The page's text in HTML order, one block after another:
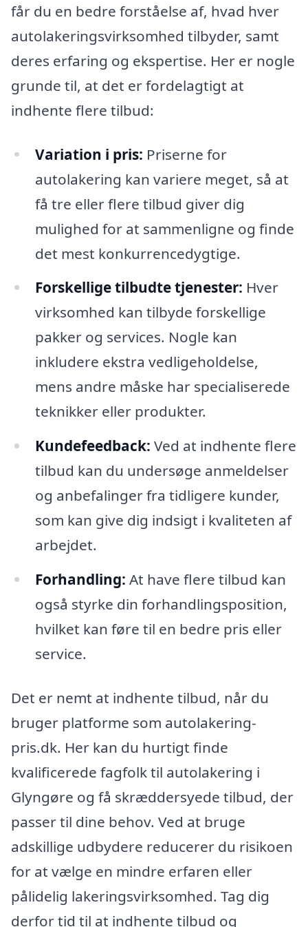
får du en bedre forståelse af, hvad hver
autolakeringsvirksomhed tilbyder, samt
deres erfaring og ekspertise. Her er nogle
grunde til, at det er fordelagtigt at
indhente flere tilbud:
Variation i pris: Priserne for
autolakering kan variere meget, så at
få tre eller flere tilbud giver dig
mulighed for at sammenligne og finde
det mest konkurrencedygtige.
Forskellige tilbudte tjenester: Hver
virksomhed kan tilbyde forskellige
pakker og services. Nogle kan
inkludere ekstra vedligeholdelse,
mens andre måske har specialiserede
teknikker eller produkter.
Kundefeedback: Ved at indhente flere
tilbud kan du undersøge anmeldelser
og anbefalinger fra tidligere kunder,
som kan give dig indsigt i kvaliteten af
arbejdet.
Forhandling: At have flere tilbud kan
også styrke din forhandlingsposition,
hvilket kan føre til en bedre pris eller
service.
Det er nemt at indhente tilbud, når du
bruger platforme som autolakering-
pris.dk. Her kan du hurtigt finde
kvalificerede fagfolk til autolakering i
Glyngøre og få skræddersyede tilbud, der
passer til dine behov. Ved at bruge
adskillige udbydere reducerer du risikoen
for at vælge en mindre erfaren eller
pålidelig lakeringsvirksomhed. Tag dig
derfor tid til at indhente tilbud og